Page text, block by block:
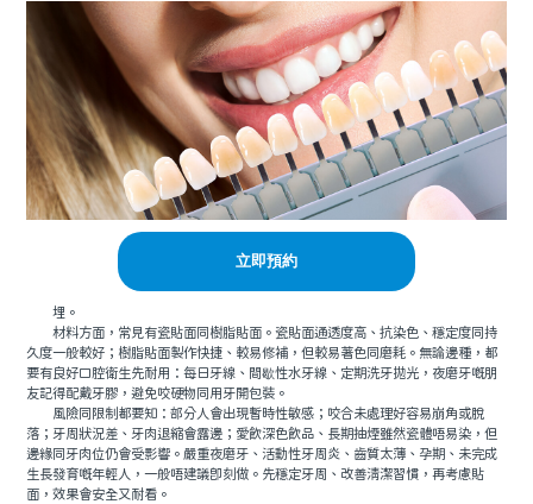
立即預約
埋。
材料方面，常見有瓷貼面同樹脂貼面。瓷貼面通透度高、抗染色、穩定度同持
久度一般較好；樹脂貼面製作快捷、較易修補，但較易著色同磨耗。無論邊種，都
要有良好口腔衛生先耐用：每日牙線、間歇性水牙線、定期洗牙拋光，夜磨牙嘅朋
友記得配戴牙膠，避免咬硬物同用牙開包裝。
風險同限制都要知：部分人會出現暫時性敏感；咬合未處理好容易崩角或脫
落；牙周狀況差、牙肉退縮會露邊；愛飲深色飲品、長期抽煙雖然瓷體唔易染，但
邊緣同牙肉位仍會受影響。嚴重夜磨牙、活動性牙周炎、齒質太薄、孕期、未完成
生長發育嘅年輕人，一般唔建議即刻做。先穩定牙周、改善清潔習慣，再考慮貼
面，效果會安全又耐看。